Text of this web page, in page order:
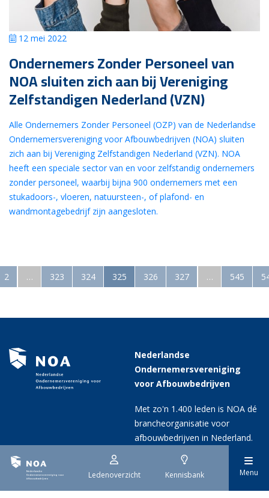
Ledenoverzicht Kennisbank Menu
12 mei 2022
Ondernemers Zonder Personeel van
NOA sluiten zich aan bij Vereniging
Zelfstandigen Nederland (VZN)
Alle Ondernemers Zonder Personeel (OZP) van de Nederlandse
Ondernemersvereniging voor Afbouwbedrijven (NOA) sluiten
zich aan bij Vereniging Zelfstandigen Nederland (VZN). NOA
heeft een speciale sector van en voor zelfstandig ondernemers
zonder personeel, waarbij bijna 900 ondernemers met een
stukadoors-, vloeren, natuursteen-, of plafond- en
wandmontagebedrijf zijn aangesloten.
2 … 323 324 325 326 327 … 545
Nederlandse
Ondernemersvereniging
voor Afbouwbedrijven
Met zo'n 1.400 leden is NOA dé
brancheorganisatie voor
afbouwbedrijven in Nederland.